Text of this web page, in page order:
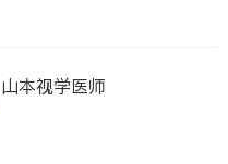
山本视学医师